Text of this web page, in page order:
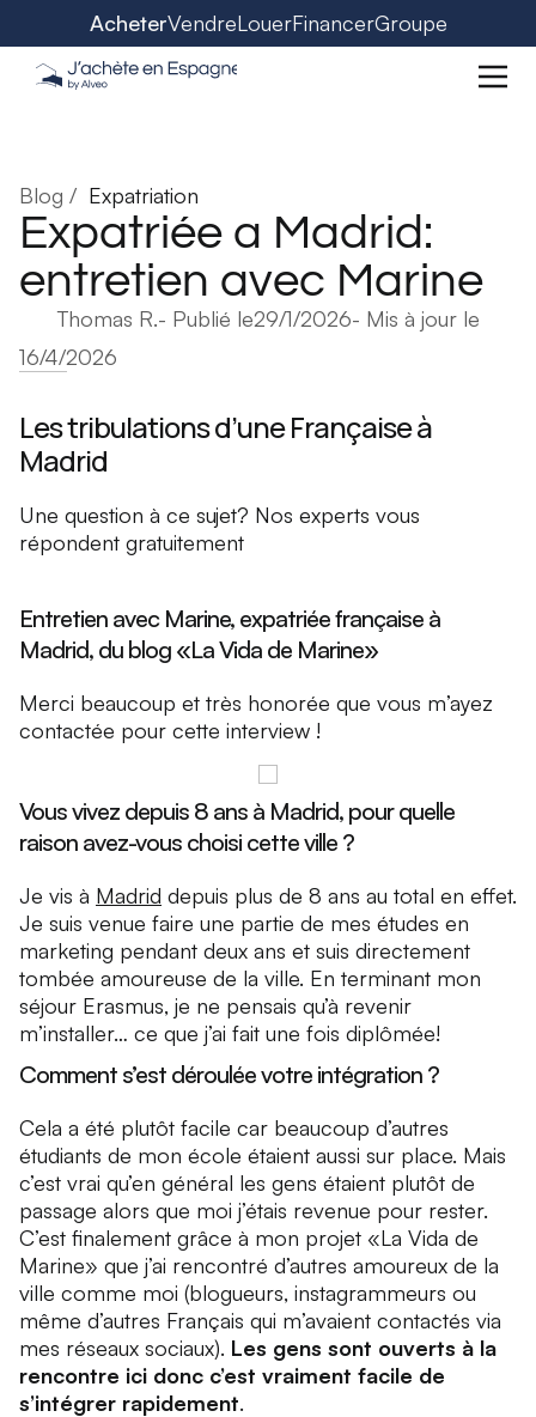
AcheterVendreLouerFinancerGroupe
Blog / Expatriation
Expatriée a Madrid:
entretien avec Marine
Thomas R.- Publié le29/1/2026- Mis à jour le
16/4/2026
Les tribulations d’une Française à
Madrid
Une question à ce sujet? Nos experts vous
répondent gratuitement
Entretien avec Marine, expatriée française à
Madrid, du blog «La Vida de Marine»
Merci beaucoup et très honorée que vous m’ayez
contactée pour cette interview !
Vous vivez depuis 8 ans à Madrid, pour quelle
raison avez-vous choisi cette ville ?
Je vis à Madrid depuis plus de 8 ans au total en effet.
Je suis venue faire une partie de mes études en
marketing pendant deux ans et suis directement
tombée amoureuse de la ville. En terminant mon
séjour Erasmus, je ne pensais qu’à revenir
m’installer… ce que j’ai fait une fois diplômée!
Comment s’est déroulée votre intégration ?
Cela a été plutôt facile car beaucoup d’autres
étudiants de mon école étaient aussi sur place. Mais
c’est vrai qu’en général les gens étaient plutôt de
passage alors que moi j’étais revenue pour rester.
C’est finalement grâce à mon projet «La Vida de
Marine» que j’ai rencontré d’autres amoureux de la
ville comme moi (blogueurs, instagrammeurs ou
même d’autres Français qui m’avaient contactés via
mes réseaux sociaux). Les gens sont ouverts à la
rencontre ici donc c’est vraiment facile de
s’intégrer rapidement.